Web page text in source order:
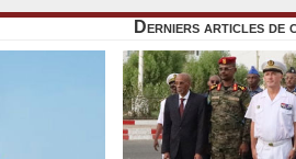
Derniers articles de